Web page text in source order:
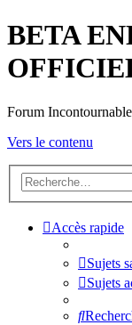
BETA
Forum
Vers le contenu
Accès rapide
Sujets
Sujets